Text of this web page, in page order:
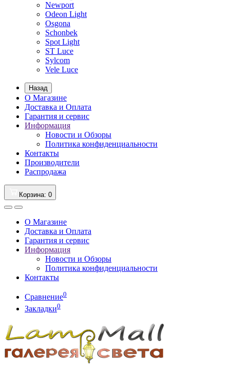
Newport
Odeon Light
Osgona
Schonbek
Spot Light
ST Luce
Sylcom
Vele Luce
Назад
О Магазине
Доставка и Оплата
Гарантия и сервис
Информация
Новости и Обзоры
Политика конфиденциальности
Контакты
Производители
Распродажа
Корзина: 0
О Магазине
Доставка и Оплата
Гарантия и сервис
Информация
Новости и Обзоры
Политика конфиденциальности
Контакты
Сравнение0
Закладки0